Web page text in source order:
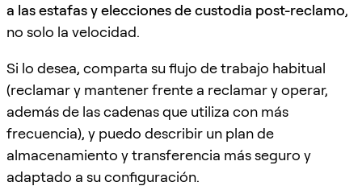
a las estafas y elecciones de custodia post-reclamo,
no solo la velocidad.
Si lo desea, comparta su flujo de trabajo habitual
(reclamar y mantener frente a reclamar y operar,
además de las cadenas que utiliza con más
frecuencia), y puedo describir un plan de
almacenamiento y transferencia más seguro y
adaptado a su configuración.